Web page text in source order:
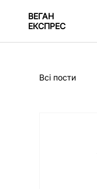
ВЕГАН
ЕКСПРЕС
Всі пости